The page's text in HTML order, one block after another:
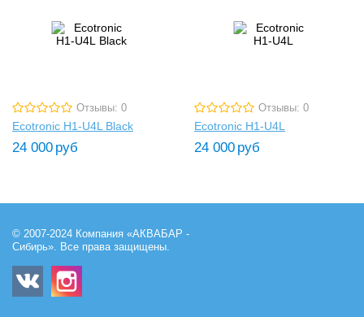
Отзывы: 0
Ecotronic H1-U4L Black
24 000 руб
Отзывы: 0
Ecotronic H1-U4L
24 000 руб
© 2007-2024 Компания «АКВАБАР -
Сибирь». Все права защищены.